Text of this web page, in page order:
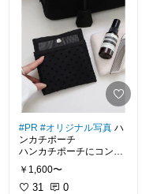
カラバリ豊富で、
家族で色分けして使うの
にもぴったり♡
☑︎仕分けできる2つのポケ
ット◎
☑︎便利なストラップ付き
#買ってよかった
#PR #オリジナル写真 ハ
ンカチポーチ
ハンカチポーチにコンパ
クトサイズが新登場！
濡れたハンカチも
￥1,600〜
31 0